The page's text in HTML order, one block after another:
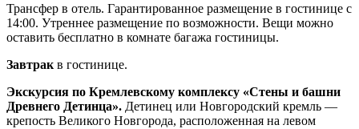
Трансфер в отель. Гарантированное размещение в гостинице с
14:00. Утреннее размещение по возможности. Вещи можно
оставить бесплатно в комнате багажа гостиницы.
Завтрак в гостинице.
Экскурсия по Кремлевскому комплексу «Стены и башни
Древнего Детинца». Детинец или Новгородский кремль —
крепость Великого Новгорода, расположенная на левом